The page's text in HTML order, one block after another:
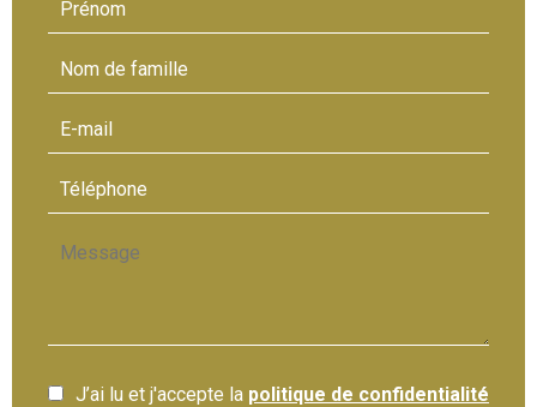
J’ai lu et j'accepte la politique de confidentialité